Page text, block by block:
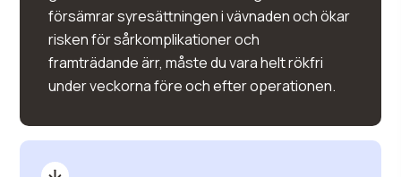
försämrar syresättningen i vävnaden och ökar
risken för sårkomplikationer och
framträdande ärr, måste du vara helt rökfri
under veckorna före och efter operationen.